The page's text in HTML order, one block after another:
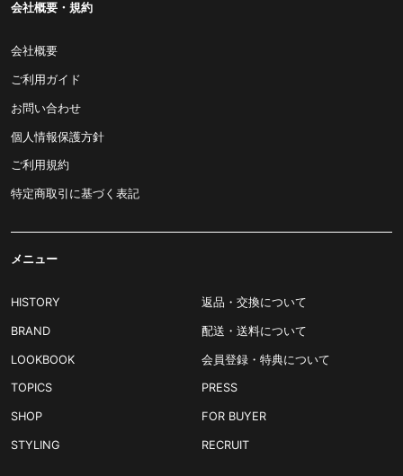
会社概要・規約
会社概要
ご利用ガイド
お問い合わせ
個人情報保護方針
ご利用規約
特定商取引に基づく表記
メニュー
HISTORY
BRAND
LOOKBOOK
TOPICS
SHOP
STYLING
返品・交換について
配送・送料について
会員登録・特典について
PRESS
FOR BUYER
RECRUIT